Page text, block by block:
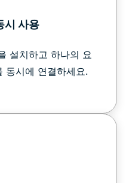
시 사용
설치하고 하나의 요
동시에 연결하세요.